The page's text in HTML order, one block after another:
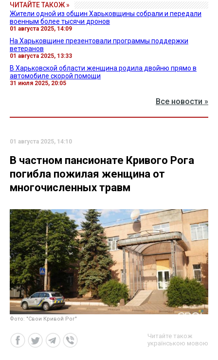
ЧИТАЙТЕ ТАКОЖ »
Жители одной из общин Харьковщины собрали и передали
военным более тысячи дронов
01 августа 2025, 14:09
На Харьковщине презентовали программы поддержки
ветеранов
01 августа 2025, 13:33
В Харьковской области женщина родила двойню прямо в
автомобиле скорой помощи
31 июля 2025, 20:05
Все новости »
01 августа 2025, 14:10
В частном пансионате Кривого Рога
погибла пожилая женщина от
многочисленных травм
Фото: "Свои Кривой Рог"
Читайте також
українською мовою